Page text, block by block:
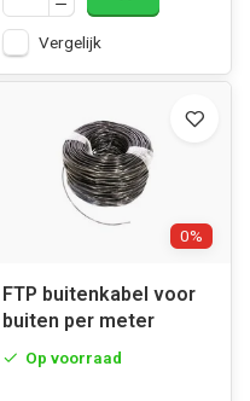
Vergelijk
0%
FTP buitenkabel voor
buiten per meter
Op voorraad